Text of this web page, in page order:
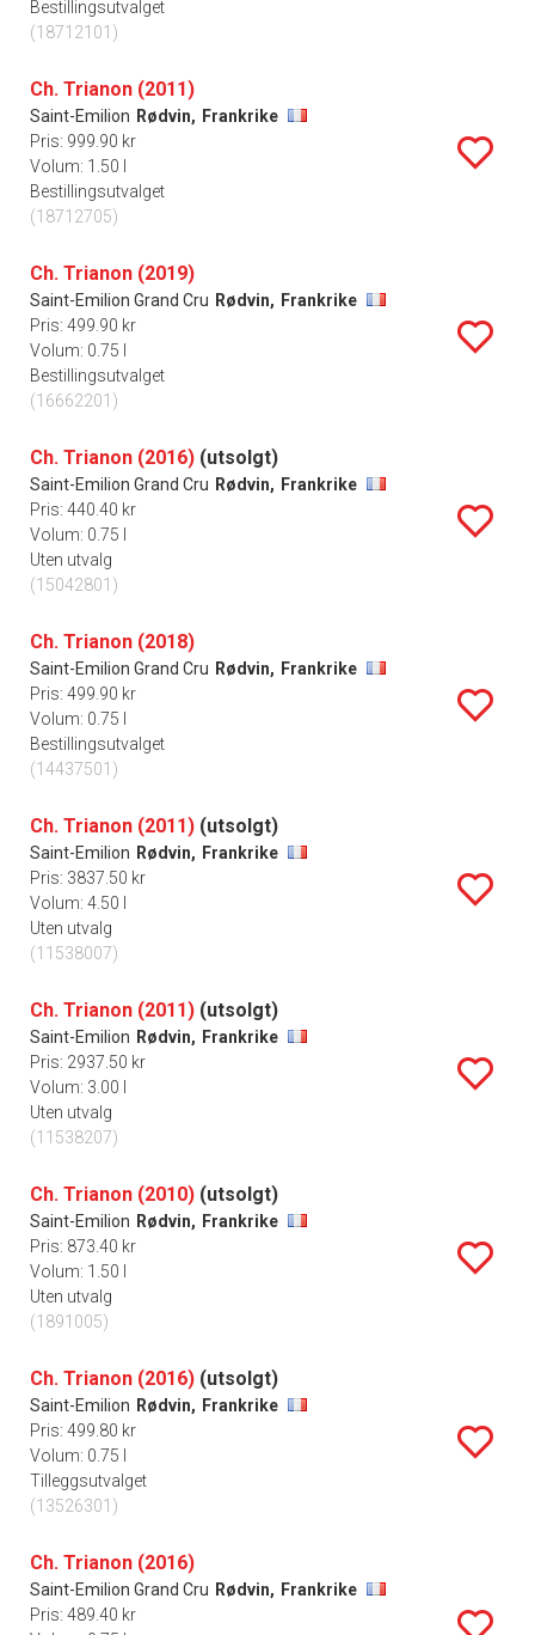
Bestillingsutvalget
(18712101)
Ch. Trianon (2011)
Saint-Emilion Rødvin, Frankrike
Pris: 999.90 kr
Volum: 1.50 l
Bestillingsutvalget
(18712705)
Ch. Trianon (2019)
Saint-Emilion Grand Cru Rødvin, Frankrike
Pris: 499.90 kr
Volum: 0.75 l
Bestillingsutvalget
(16662201)
Ch. Trianon (2016) (utsolgt)
Saint-Emilion Grand Cru Rødvin, Frankrike
Pris: 440.40 kr
Volum: 0.75 l
Uten utvalg
(15042801)
Ch. Trianon (2018)
Saint-Emilion Grand Cru Rødvin, Frankrike
Pris: 499.90 kr
Volum: 0.75 l
Bestillingsutvalget
(14437501)
Ch. Trianon (2011) (utsolgt)
Saint-Emilion Rødvin, Frankrike
Pris: 3837.50 kr
Volum: 4.50 l
Uten utvalg
(11538007)
Ch. Trianon (2011) (utsolgt)
Saint-Emilion Rødvin, Frankrike
Pris: 2937.50 kr
Volum: 3.00 l
Uten utvalg
(11538207)
Ch. Trianon (2010) (utsolgt)
Saint-Emilion Rødvin, Frankrike
Pris: 873.40 kr
Volum: 1.50 l
Uten utvalg
(1891005)
Ch. Trianon (2016) (utsolgt)
Saint-Emilion Rødvin, Frankrike
Pris: 499.80 kr
Volum: 0.75 l
Tilleggsutvalget
(13526301)
Ch. Trianon (2016)
Saint-Emilion Grand Cru Rødvin, Frankrike
Pris: 489.40 kr